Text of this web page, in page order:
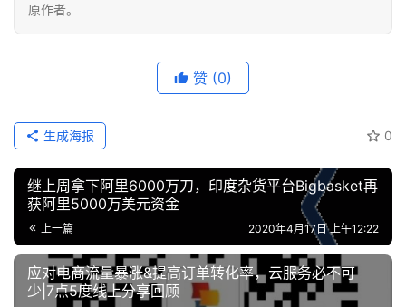
原作者。
赞 (0)
0
生成海报
继上周拿下阿里6000万刀，印度杂货平台Bigbasket再
获阿里5000万美元资金
上一篇 2020年4月17日 上午12:22
应对电商流量暴涨&提高订单转化率，云服务必不可
少|7点5度线上分享回顾